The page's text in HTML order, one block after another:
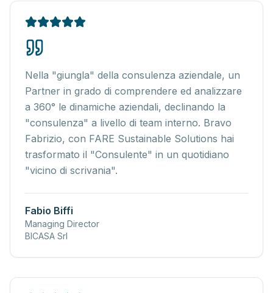
Nella "giungla" della consulenza aziendale, un
Partner in grado di comprendere ed analizzare
a 360° le dinamiche aziendali, declinando la
"consulenza" a livello di team interno. Bravo
Fabrizio, con FARE Sustainable Solutions hai
trasformato il "Consulente" in un quotidiano
"vicino di scrivania".
Fabio Biffi
Managing Director
BICASA Srl